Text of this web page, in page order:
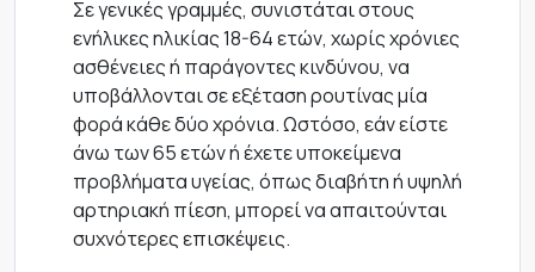
Σε γενικές γραμμές, συνιστάται στους
ενήλικες ηλικίας 18-64 ετών, χωρίς χρόνιες
ασθένειες ή παράγοντες κινδύνου, να
υποβάλλονται σε εξέταση ρουτίνας μία
φορά κάθε δύο χρόνια. Ωστόσο, εάν είστε
άνω των 65 ετών ή έχετε υποκείμενα
προβλήματα υγείας, όπως διαβήτη ή υψηλή
αρτηριακή πίεση, μπορεί να απαιτούνται
συχνότερες επισκέψεις.